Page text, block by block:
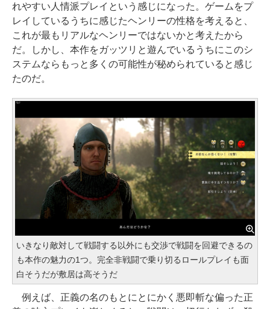
れやすい人情派プレイという感じになった。ゲームをプ
レイしているうちに感じたヘンリーの性格を考えると、
これが最もリアルなヘンリーではないかと考えたから
だ。しかし、本作をガッツリと遊んでいるうちにこのシ
ステムならもっと多くの可能性が秘められていると感じ
たのだ。
いきなり敵対して戦闘する以外にも交渉で戦闘を回避できるの
も本作の魅力の1つ。完全非戦闘で乗り切るロールプレイも面
白そうだが敷居は高そうだ
例えば、正義の名のもとにとにかく悪即斬な偏った正